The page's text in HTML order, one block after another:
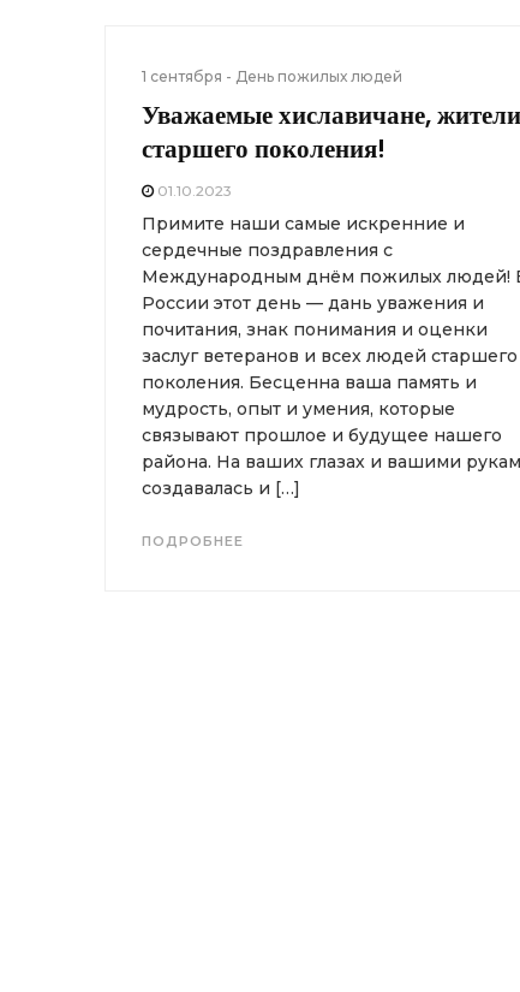
1 сентября - День пожилых людей
Уважаемые хиславичане, жители
старшего поколения!
01.10.2023
Примите наши самые искренние и
сердечные поздравления с
Международным днём пожилых людей!
России этот день — дань уважения и
почитания, знак понимания и оценки
заслуг ветеранов и всех людей старшего
поколения. Бесценна ваша память и
мудрость, опыт и умения, которые
связывают прошлое и будущее нашего
района. На ваших глазах и вашими
создавалась и […]
ПОДРОБНЕЕ